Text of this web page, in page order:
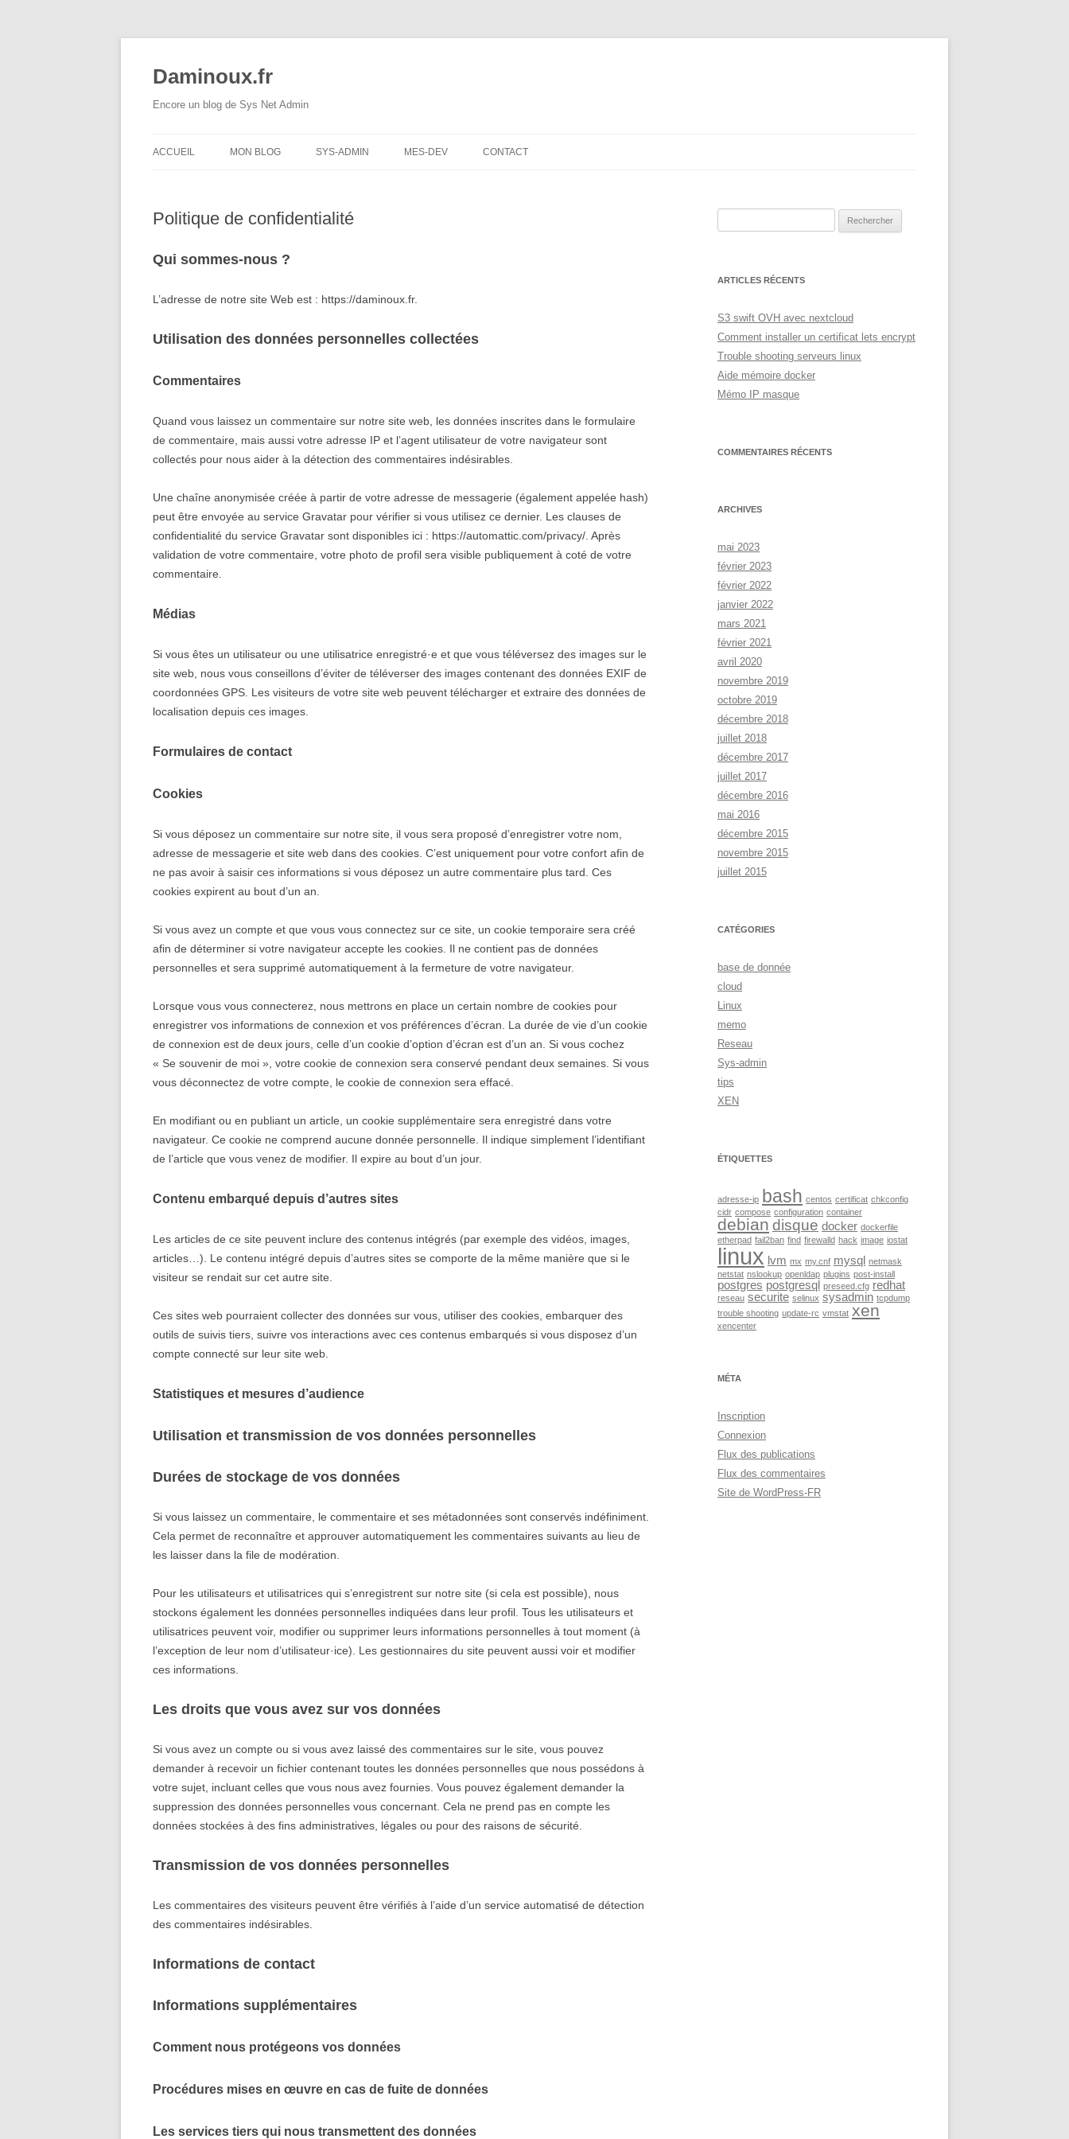
Daminoux.fr
Encore un blog de Sys Net Admin
ACCUEIL MON BLOG SYS-ADMIN
XEN
MES-DEV CONTACT
Politique de confidentialité
Qui sommes-nous ?
L’adresse de notre site Web est : https://daminoux.fr.
Utilisation des données personnelles collectées
Commentaires
Quand vous laissez un commentaire sur notre site web, les données inscrites dans le formulaire
de commentaire, mais aussi votre adresse IP et l’agent utilisateur de votre navigateur sont
collectés pour nous aider à la détection des commentaires indésirables.
Une chaîne anonymisée créée à partir de votre adresse de messagerie (également appelée hash)
peut être envoyée au service Gravatar pour vérifier si vous utilisez ce dernier. Les clauses de
confidentialité du service Gravatar sont disponibles ici : https://automattic.com/privacy/. Après
validation de votre commentaire, votre photo de profil sera visible publiquement à coté de votre
commentaire.
Médias
Si vous êtes un utilisateur ou une utilisatrice enregistré·e et que vous téléversez des images sur le
site web, nous vous conseillons d’éviter de téléverser des images contenant des données EXIF de
coordonnées GPS. Les visiteurs de votre site web peuvent télécharger et extraire des données de
localisation depuis ces images.
Formulaires de contact
Cookies
Si vous déposez un commentaire sur notre site, il vous sera proposé d’enregistrer votre nom,
adresse de messagerie et site web dans des cookies. C’est uniquement pour votre confort afin de
ne pas avoir à saisir ces informations si vous déposez un autre commentaire plus tard. Ces
cookies expirent au bout d’un an.
Si vous avez un compte et que vous vous connectez sur ce site, un cookie temporaire sera créé
afin de déterminer si votre navigateur accepte les cookies. Il ne contient pas de données
personnelles et sera supprimé automatiquement à la fermeture de votre navigateur.
Lorsque vous vous connecterez, nous mettrons en place un certain nombre de cookies pour
enregistrer vos informations de connexion et vos préférences d’écran. La durée de vie d’un cookie
de connexion est de deux jours, celle d’un cookie d’option d’écran est d’un an. Si vous cochez
« Se souvenir de moi », votre cookie de connexion sera conservé pendant deux semaines. Si vous
vous déconnectez de votre compte, le cookie de connexion sera effacé.
En modifiant ou en publiant un article, un cookie supplémentaire sera enregistré dans votre
navigateur. Ce cookie ne comprend aucune donnée personnelle. Il indique simplement l’identifiant
de l’article que vous venez de modifier. Il expire au bout d’un jour.
Contenu embarqué depuis d’autres sites
Les articles de ce site peuvent inclure des contenus intégrés (par exemple des vidéos, images,
articles…). Le contenu intégré depuis d’autres sites se comporte de la même manière que si le
visiteur se rendait sur cet autre site.
Ces sites web pourraient collecter des données sur vous, utiliser des cookies, embarquer des
outils de suivis tiers, suivre vos interactions avec ces contenus embarqués si vous disposez d’un
compte connecté sur leur site web.
Statistiques et mesures d’audience
Utilisation et transmission de vos données personnelles
Durées de stockage de vos données
Si vous laissez un commentaire, le commentaire et ses métadonnées sont conservés indéfiniment.
Cela permet de reconnaître et approuver automatiquement les commentaires suivants au lieu de
les laisser dans la file de modération.
Pour les utilisateurs et utilisatrices qui s’enregistrent sur notre site (si cela est possible), nous
stockons également les données personnelles indiquées dans leur profil. Tous les utilisateurs et
utilisatrices peuvent voir, modifier ou supprimer leurs informations personnelles à tout moment (à
l’exception de leur nom d’utilisateur·ice). Les gestionnaires du site peuvent aussi voir et modifier
ces informations.
Les droits que vous avez sur vos données
Si vous avez un compte ou si vous avez laissé des commentaires sur le site, vous pouvez
demander à recevoir un fichier contenant toutes les données personnelles que nous possédons à
votre sujet, incluant celles que vous nous avez fournies. Vous pouvez également demander la
suppression des données personnelles vous concernant. Cela ne prend pas en compte les
données stockées à des fins administratives, légales ou pour des raisons de sécurité.
Transmission de vos données personnelles
Les commentaires des visiteurs peuvent être vérifiés à l’aide d’un service automatisé de détection
des commentaires indésirables.
Informations de contact
Informations supplémentaires
Comment nous protégeons vos données
Procédures mises en œuvre en cas de fuite de données
Les services tiers qui nous transmettent des données
ARTICLES RÉCENTS
S3 swift OVH avec nextcloud
Comment installer un certificat lets encrypt
Trouble shooting serveurs linux
Aide mémoire docker
Mémo IP masque
COMMENTAIRES RÉCENTS
ARCHIVES
mai 2023
février 2023
février 2022
janvier 2022
mars 2021
février 2021
avril 2020
novembre 2019
octobre 2019
décembre 2018
juillet 2018
décembre 2017
juillet 2017
décembre 2016
mai 2016
décembre 2015
novembre 2015
juillet 2015
CATÉGORIES
base de donnée
cloud
Linux
memo
Reseau
Sys-admin
tips
XEN
ÉTIQUETTES
adresse-ip bash centos certificat chkconfig
cidr compose configuration container
debian disque docker dockerfile
etherpad fail2ban find firewalld hack image iostat
linux lvm mx my.cnf mysql netmask
netstat nslookup openldap plugins post-install
postgres postgresql preseed.cfg redhat
reseau securite selinux sysadmin tcpdump
trouble shooting update-rc vmstat xen
xencenter
MÉTA
Inscription
Connexion
Flux des publications
Flux des commentaires
Site de WordPress-FR